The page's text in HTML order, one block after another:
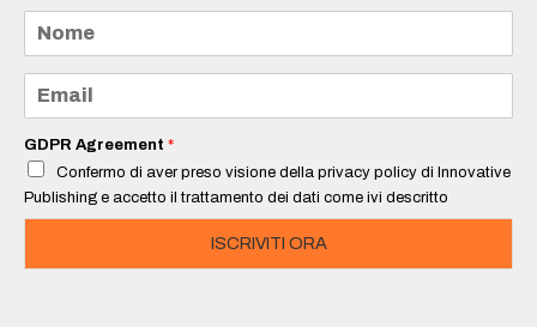
m
e
a
i
*
GDPR Agreement *
Confermo di aver preso visione della privacy policy di Innovative
Publishing e accetto il trattamento dei dati come ivi descritto
ISCRIVITI ORA